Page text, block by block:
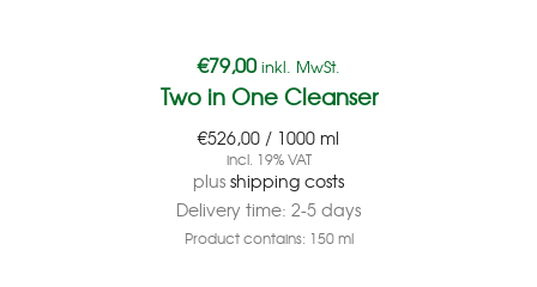
€79,00 inkl. MwSt.
Two in One Cleanser
€526,00 / 1000 ml
incl. 19% VAT
plusshipping costs
Delivery time: 2-5 days
Product contains: 150ml